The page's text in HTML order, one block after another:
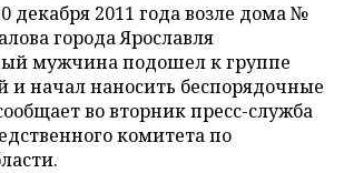
декабря 2011 года возле дома №
города Ярославля
мужчина подошел к группе
начал наносить беспорядочные
во вторник пресс-служба
комитета по